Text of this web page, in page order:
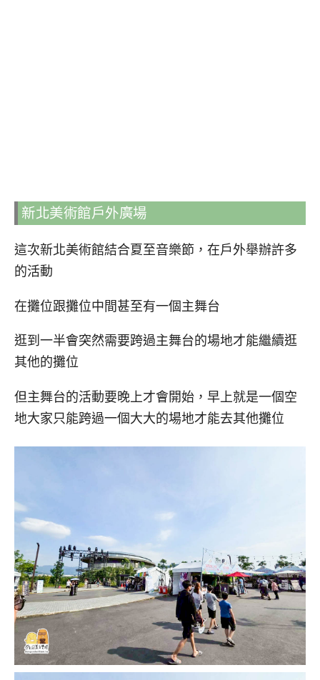
新北美術館戶外廣場
這次新北美術館結合夏至音樂節，在戶外舉辦許多
的活動
在攤位跟攤位中間甚至有一個主舞台
逛到一半會突然需要跨過主舞台的場地才能繼續逛
其他的攤位
但主舞台的活動要晚上才會開始，早上就是一個空
地大家只能跨過一個大大的場地才能去其他攤位